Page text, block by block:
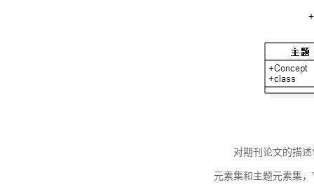
对期刊论文的描
元素集和主题元素集